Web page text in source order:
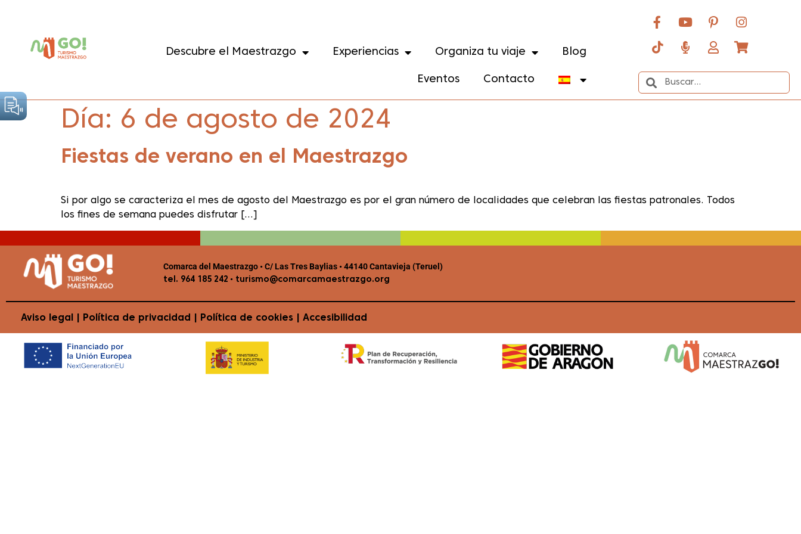
Descubre el Maestrazgo Experiencias Organiza tu viaje Blog
Eventos Contacto
Día: 6 de agosto de 2024
Fiestas de verano en el Maestrazgo
Si por algo se caracteriza el mes de agosto del Maestrazgo es por el gran número de localidades que celebran las fiestas patronales. Todos
los fines de semana puedes disfrutar […]
Comarca del Maestrazgo • C/ Las Tres Baylias • 44140 Cantavieja (Teruel)
tel. 964 185 242 •turismo@comarcamaestrazgo.org
Aviso legal Política de privacidad Política de cookies Accesibilidad